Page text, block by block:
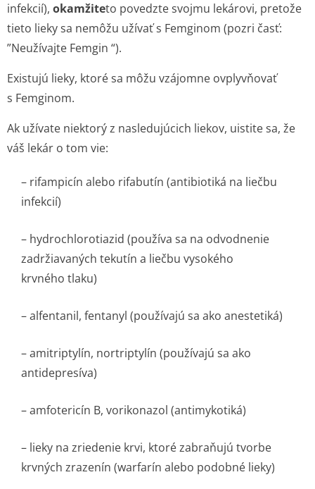
infekcií), okamžiteto povedzte svojmu lekárovi, pretože
tieto lieky sa nemôžu užívať s Femginom (pozri časť:
”Neužívajte Femgin “).
Existujú lieky, ktoré sa môžu vzájomne ovplyvňovať
s Femginom.
Ak užívate niektorý z nasledujúcich liekov, uistite sa, že
váš lekár o tom vie:
– rifampicín alebo rifabutín (antibiotiká na liečbu
infekcií)
– hydrochlorotiazid (používa sa na odvodnenie
zadržiavaných tekutín a liečbu vysokého
krvného tlaku)
– alfentanil, fentanyl (používajú sa ako anestetiká)
– amitriptylín, nortriptylín (používajú sa ako
antidepresíva)
– amfotericín B, vorikonazol (antimykotiká)
– lieky na zriedenie krvi, ktoré zabraňujú tvorbe
krvných zrazenín (warfarín alebo podobné lieky)